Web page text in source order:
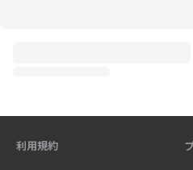
利用規約